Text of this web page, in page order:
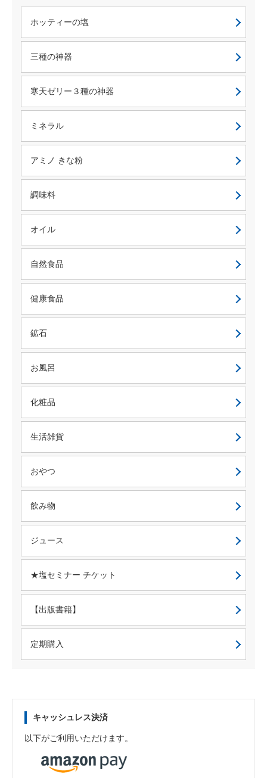
ホッティーの塩
三種の神器
寒天ゼリー３種の神器
ミネラル
アミノ きな粉
調味料
オイル
自然食品
健康食品
鉱石
お風呂
化粧品
生活雑貨
おやつ
飲み物
ジュース
★塩セミナー チケット
【出版書籍】
定期購入
キャッシュレス決済
以下がご利用いただけます。